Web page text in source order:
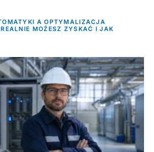
A OPTYMALIZACJA
MOŻESZ ZYSKAĆ I JAK